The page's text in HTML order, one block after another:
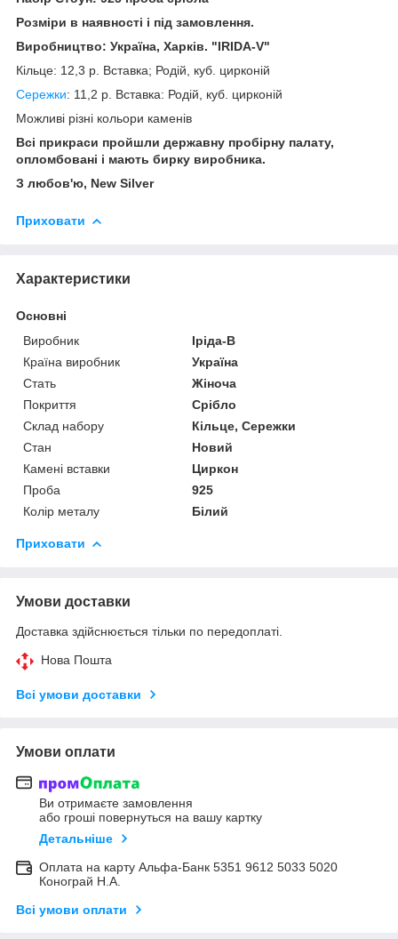
Розміри в наявності і під замовлення.
Виробництво: Україна, Харків. "IRIDA-V"
Кільце: 12,3 р. Вставка; Родій, куб. цирконій
Сережки: 11,2 р. Вставка: Родій, куб. цирконій
Можливі різні кольори каменів
Всі прикраси пройшли державну пробірну палату,
опломбовані і мають бирку виробника.
З любов'ю, New Silver
Приховати
Характеристики
Основні
Виробник
Іріда-В
Країна виробник
Україна
Стать
Жіноча
Покриття
Срібло
Склад набору
Кільце, Сережки
Стан
Новий
Камені вставки
Циркон
Проба
925
Колір металу
Білий
Приховати
Умови доставки
Доставка здійснюється тільки по передоплаті.
Нова Пошта
Всі умови доставки
Умови оплати
Ви отримаєте замовлення
або гроші повернуться на вашу картку
Детальніше
Оплата на карту Альфа-Банк 5351 9612 5033 5020
Конограй Н.А.
Всі умови оплати